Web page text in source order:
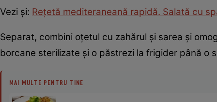
Vezi şi: Reţetă mediteraneană rapidă. Salată cu
Separat, combini oțetul cu zahărul și sarea și
borcane sterilizate și o păstrezi la frigider până o
MAI MULTE PENTRU TINE